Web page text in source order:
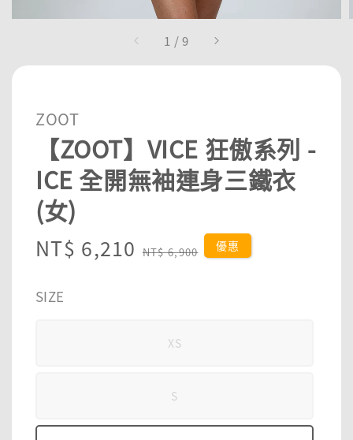
1 /9
ZOOT
【ZOOT】VICE 狂傲系列 -
ICE 全開無袖連身三鐵衣
(女)
Sale
NT$ 6,210 Regular
NT$ 6,900 優惠
SIZE
XS
S